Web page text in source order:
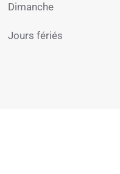
Dimanche
Jours fériés